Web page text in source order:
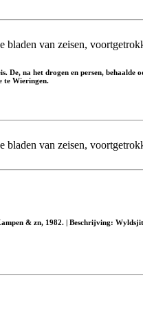
van zeisen,
De, na het drogen en persen,
te Wieringen.
bladen van zeisen,
& zn, 1982. | Beschrijving: